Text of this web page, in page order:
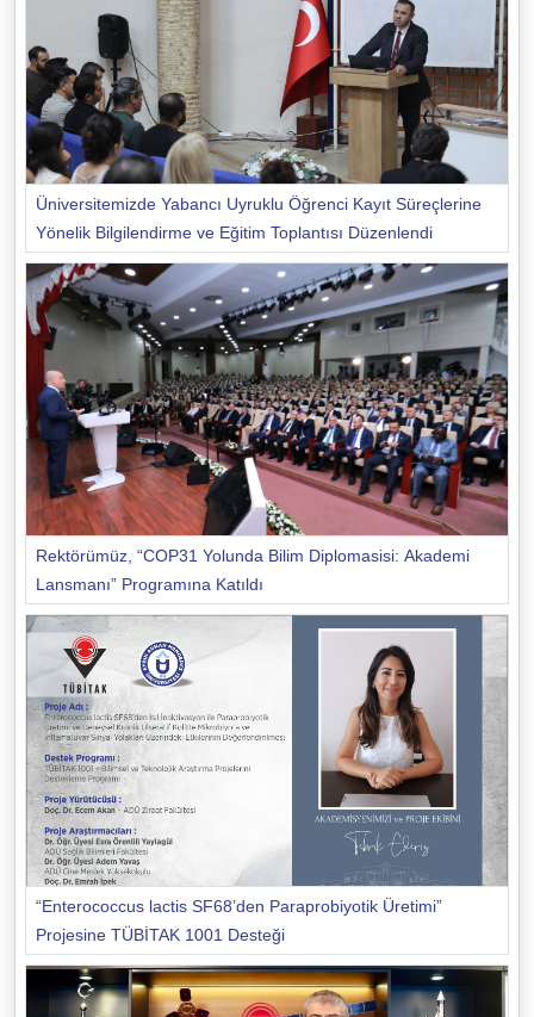
Üniversitemizde Yabancı Uyruklu Öğrenci Kayıt Süreçlerine
Yönelik Bilgilendirme ve Eğitim Toplantısı Düzenlendi
Rektörümüz, “COP31 Yolunda Bilim Diplomasisi: Akademi
Lansmanı” Programına Katıldı
“Enterococcus lactis SF68’den Paraprobiyotik Üretimi”
Projesine TÜBİTAK 1001 Desteği